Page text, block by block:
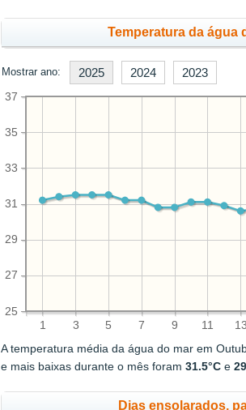
Temperatura da água
Mostrar ano: 2025 2024 2023
1 3 5 7 9 11 13
25
27
29
31
33
35
37
A temperatura média da água do mar em
e mais baixas durante o mês foram31.5°C e
Dias ensolarados,